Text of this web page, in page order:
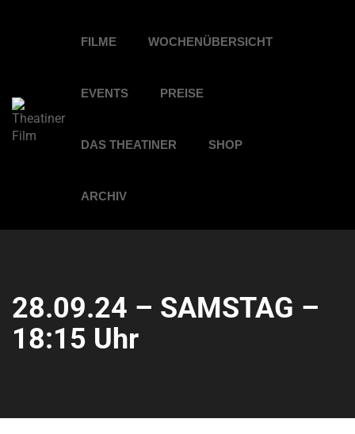
FILME WOCHENÜBERSICHT
EVENTS PREISE
DAS THEATINER SHOP
ARCHIV
28.09.24 – SAMSTAG –
18:15 Uhr